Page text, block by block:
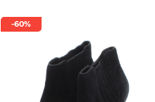
-60%